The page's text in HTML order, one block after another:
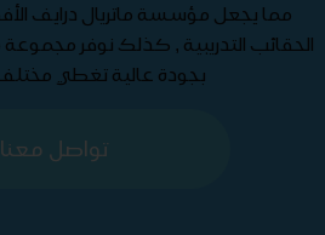
مما يجعل مؤسسة ماتريال درايف
الحقائب التدريبية , كذلك نوفر
بجودة عالية تغطي
تواصل معنا